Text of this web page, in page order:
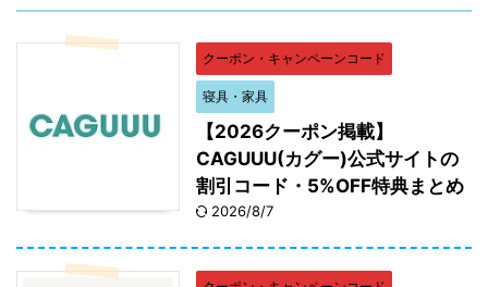
クーポン・キャンペーンコード
寝具・家具
【2026クーポン掲載】
CAGUUU(カグー)公式サイトの
割引コード・5%OFF特典まとめ
2026/8/7